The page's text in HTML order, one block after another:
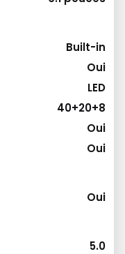
Built-in
Oui
LED
40+20+8
Oui
Oui
Oui
5.0